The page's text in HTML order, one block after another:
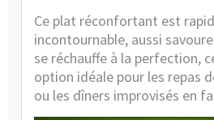
Ce plat réconfortant est
incontournable, aussi
se réchauffe à la perfection,
option idéale pour les repas
ou les dîners improvisés en